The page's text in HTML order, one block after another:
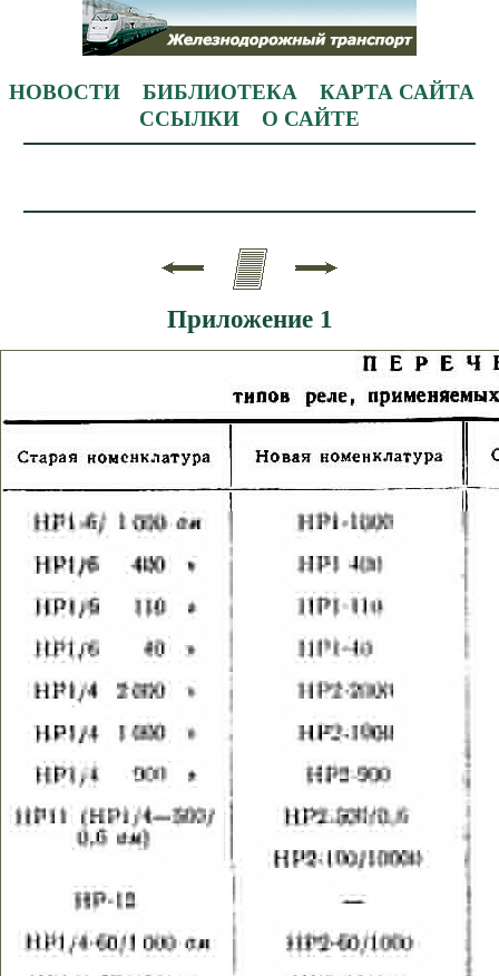
НОВОСТИ БИБЛИОТЕКА
КАРТА САЙТА
ССЫЛКИ
О САЙТЕ
Приложение 1